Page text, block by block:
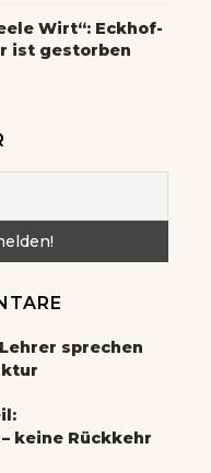
Wirt“: Eckhof-
ist gestorben
sprechen
keine Rückkehr